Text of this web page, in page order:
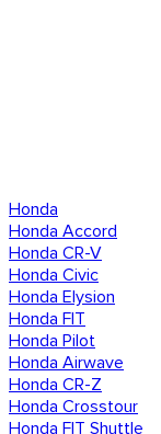
Honda
Honda Accord
Honda CR-V
Honda Civic
Honda Elysion
Honda FIT
Honda Pilot
Honda Airwave
Honda CR-Z
Honda Crosstour
Honda FIT Shuttle